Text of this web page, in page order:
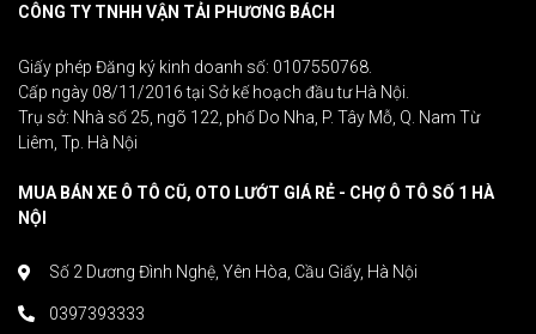
CÔNG TY TNHH VẬN TẢI PHƯƠNG BÁCH
Giấy phép Đăng ký kinh doanh số: 0107550768.
Cấp ngày 08/11/2016 tại Sở kế hoạch đầu tư Hà Nội.
Trụ sở: Nhà số 25, ngõ 122, phố Do Nha, P. Tây Mỗ, Q. Nam Từ
Liêm, Tp. Hà Nội
MUA BÁN XE Ô TÔ CŨ, OTO LƯỚT GIÁ RẺ - CHỢ Ô TÔ SỐ 1 HÀ
NỘI
Số 2 Dương Đình Nghệ, Yên Hòa, Cầu Giấy, Hà Nội
0397393333